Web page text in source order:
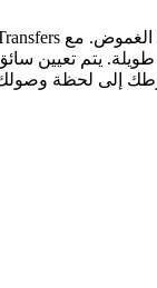
يتم تعيين
إلى لحظة